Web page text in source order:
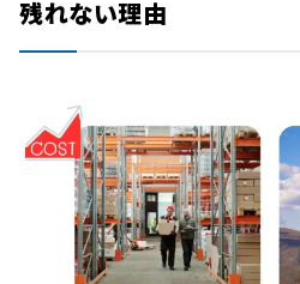
残れない理由